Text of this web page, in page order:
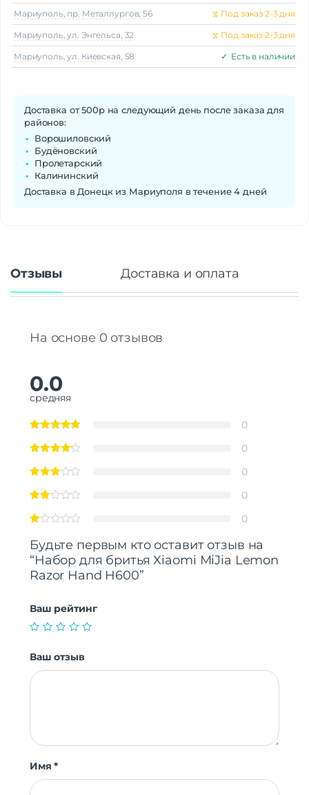
Мариуполь, пр. Металлургов, 56 ⧖ Под заказ 2-3 дня
Мариуполь, ул. Энгельса, 32 ⧖ Под заказ 2-3 дня
Мариуполь, ул. Киевская, 58 ✓ Есть в наличии
Доставка от 500р на следующий день после заказа для
районов:
Ворошиловский
Будёновский
Пролетарский
Калининский
Доставка в Донецк из Мариуполя в течение 4 дней
Отзывы Доставка и оплата
На основе 0 отзывов
0.0
средняя
0
0
0
0
0
Будьте первым кто оставит отзыв на
“Набор для бритья Xiaomi MiJia Lemon
Razor Hand H600”
Ваш рейтинг
Ваш отзыв
Имя*